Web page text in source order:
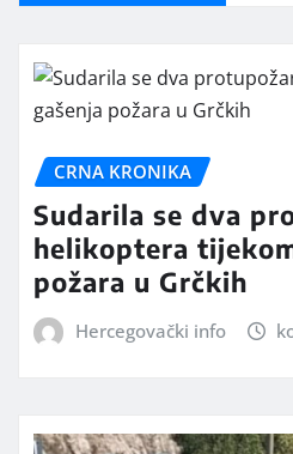
CRNA KRONIKA
Sudarila se dva
helikoptera
požara u Grčkih
Hercegovački info